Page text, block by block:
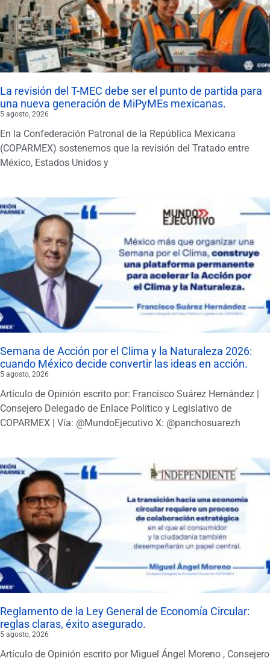
La revisión del T-MEC debe ser el punto de partida para
una nueva generación de MiPyMEs mexicanas.
5 agosto, 2026
En la Confederación Patronal de la República Mexicana
(COPARMEX) sostenemos que la revisión del Tratado entre
México, Estados Unidos y
Semana de Acción por el Clima y la Naturaleza 2026:
cuando México decide convertir las ideas en acción.
5 agosto, 2026
Artículo de Opinión escrito por: Francisco Suárez Hernández |
Consejero Delegado de Enlace Político y Legislativo de
COPARMEX | Vía: @MundoEjecutivo X: @panchosuarezh
Reglamento de la Ley General de Economía Circular:
reglas claras, éxito asegurado.
5 agosto, 2026
Artículo de Opinión escrito por Miguel Ángel Moreno , Consejero